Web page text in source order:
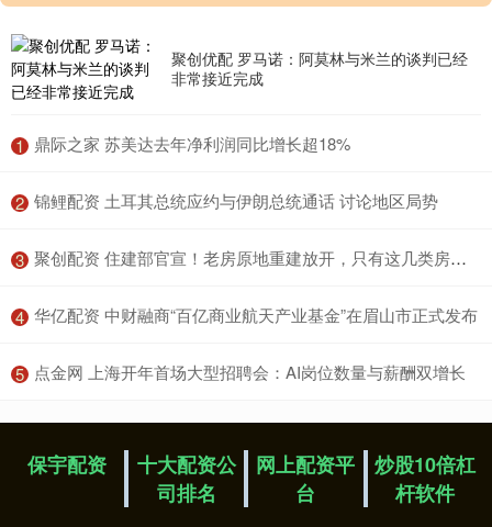
聚创优配 罗马诺：阿莫林与米兰的谈判已经
非常接近完成
1 ​鼎际之家 苏美达去年净利润同比增长超18%
2 ​锦鲤配资 土耳其总统应约与伊朗总统通话 讨论地区局势
3 ​聚创配资 住建部官宣！老房原地重建放开，只有这几类房子能办，速看
4 ​华亿配资 中财融商“百亿商业航天产业基金”在眉山市正式发布
5 ​点金网 上海开年首场大型招聘会：AI岗位数量与薪酬双增长
保宇配资
十大配资公
司排名
网上配资平
台
炒股10倍杠
杆软件